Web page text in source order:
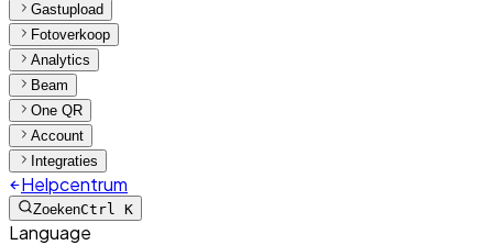
Gastupload
Fotoverkoop
Analytics
Beam
One QR
Account
Integraties
Helpcentrum
ZoekenCtrl K
Language